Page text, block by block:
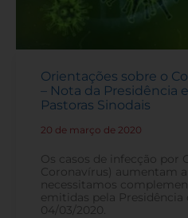
Orientações sobre o
– Nota da Presidência
Pastoras Sinodais
20 de março de 2020
Os casos de infecção por
Coronavírus) aumentam a
necessitamos
emitidas pela Presidência
04/03/2020.